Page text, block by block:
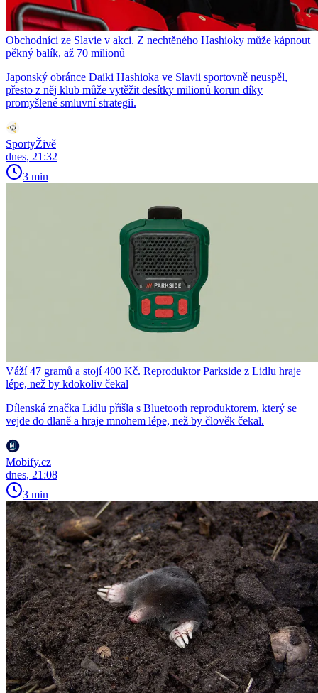
Obchodníci ze Slavie v akci. Z nechtěného Hashioky může kápnout
pěkný balík, až 70 milionů
Japonský obránce Daiki Hashioka ve Slavii sportovně neuspěl,
přesto z něj klub může vytěžit desítky milionů korun díky
promyšlené smluvní strategii.
SportyŽivě
dnes, 21:32
3 min
Váží 47 gramů a stojí 400 Kč. Reproduktor Parkside z Lidlu hraje
lépe, než by kdokoliv čekal
Dílenská značka Lidlu přišla s Bluetooth reproduktorem, který se
vejde do dlaně a hraje mnohem lépe, než by člověk čekal.
Mobify.cz
dnes, 21:08
3 min